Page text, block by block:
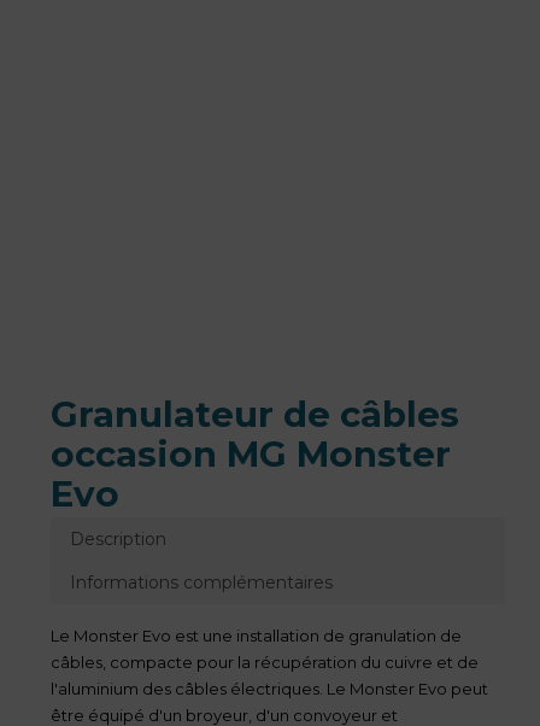
Granulateur de câbles
occasion MG Monster
Evo
Description
Informations complémentaires
Le Monster Evo est une installation de granulation de
câbles, compacte pour la récupération du cuivre et de
l'aluminium des câbles électriques. Le Monster Evo peut
être équipé d'un broyeur, d'un convoyeur et